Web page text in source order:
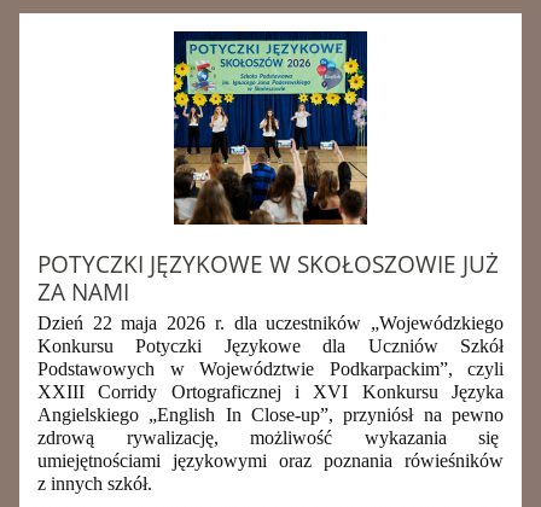
POTYCZKI JĘZYKOWE W SKOŁOSZOWIE JUŻ
ZA NAMI
Dzień 22 maja 2026 r. dla uczestników „Wojewódzkiego
Konkursu Potyczki Językowe dla Uczniów Szkół
Podstawowych w Województwie Podkarpackim”, czyli
XXIII Corridy Ortograficznej iXVI Konkursu Języka
Angielskiego „English In Close-up”, przyniósł na pewno
zdrową rywalizację, możliwość wykazania się
umiejętnościami językowymi oraz poznania rówieśników
z innych szkół.